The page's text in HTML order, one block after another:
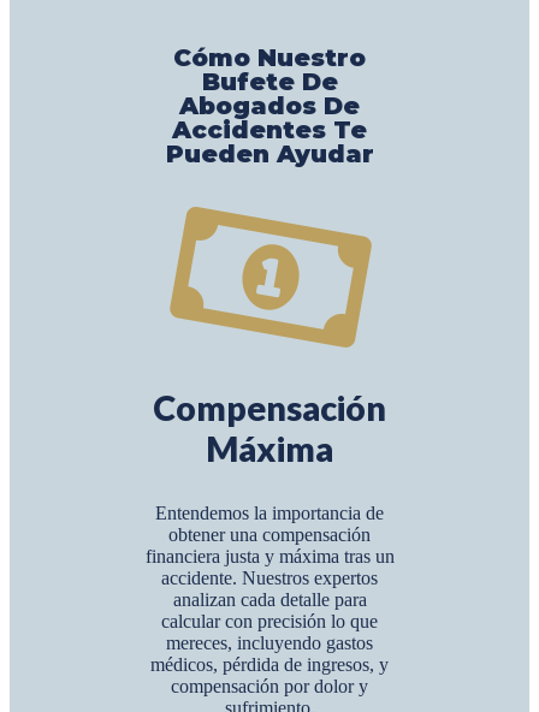
Cómo Nuestro
Bufete De
Abogados De
Accidentes Te
Pueden Ayudar
Compensación
Máxima
Entendemos la importancia de
obtener una compensación
financiera justa y máxima tras un
accidente. Nuestros expertos
analizan cada detalle para
calcular con precisión lo que
mereces, incluyendo gastos
médicos, pérdida de ingresos, y
compensación por dolor y